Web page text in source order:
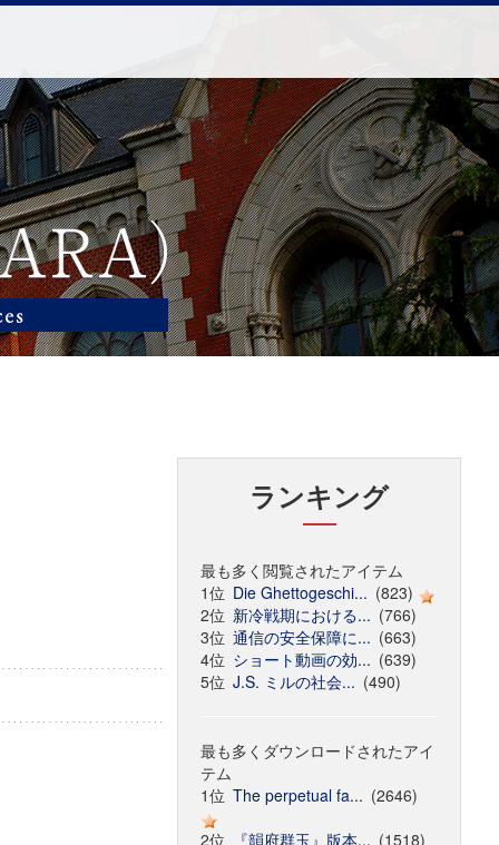
ランキング
最も多く閲覧されたアイテム
1位 Die Ghettogeschi... (823)
2位 新冷戦期における... (766)
3位 通信の安全保障に... (663)
4位 ショート動画の効... (639)
5位 J.S. ミルの社会... (490)
最も多くダウンロードされたアイ
テム
1位 The perpetual fa... (2646)
2位
『韻府群玉』版本... (1518)